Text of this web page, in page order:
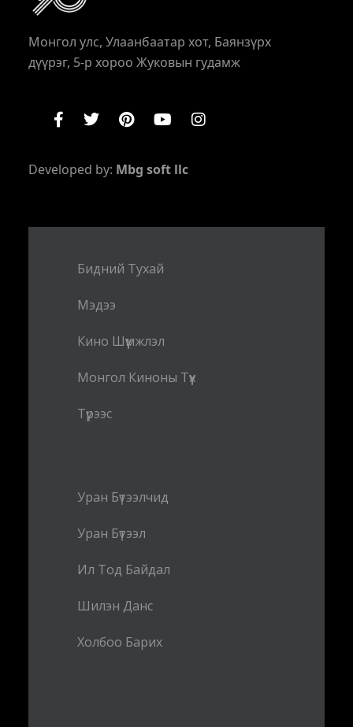
Монгол улс, Улаанбаатар хот, Баянзүрх
дүүрэг, 5-р хороо Жуковын гудамж
Developed by: Mbg soft llc
Бидний Тухай
Мэдээ
Кино Шүүмжлэл
Монгол Киноны Түүх
Түрээс
Уран Бүтээлчид
Уран Бүтээл
Ил Тод Байдал
Шилэн Данс
Холбоо Барих